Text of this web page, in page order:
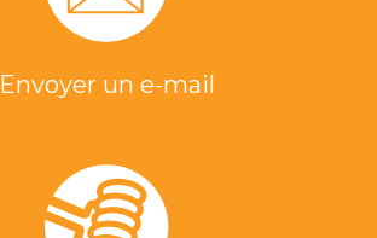
Envoyer un e-mail